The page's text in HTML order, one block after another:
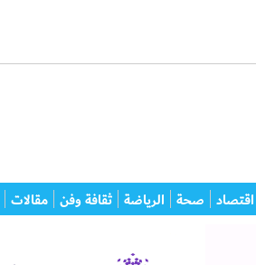
اقتصاد صحة الرياضة ثقافة وفن مقالات